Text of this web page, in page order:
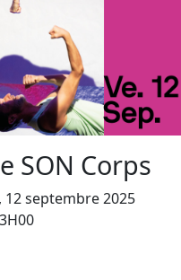
SON Corps
12 septembre 2025